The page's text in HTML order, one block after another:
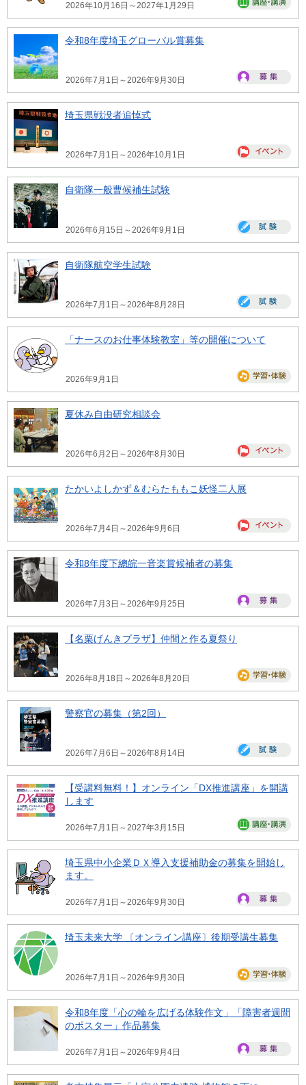
2026年10月16日～2027年1月29日
令和8年度埼玉グローバル賞募集
2026年7月1日～2026年9月30日
埼玉県戦没者追悼式
2026年7月1日～2026年10月1日
自衛隊一般曹候補生試験
2026年6月15日～2026年9月1日
自衛隊航空学生試験
2026年7月1日～2026年8月28日
「ナースのお仕事体験教室」等の開催について
2026年9月1日
夏休み自由研究相談会
2026年6月2日～2026年8月30日
たかいよしかず＆むらたももこ妖怪二人展
2026年7月4日～2026年9月6日
令和8年度下總皖一音楽賞候補者の募集
2026年7月3日～2026年9月25日
【名栗げんきプラザ】仲間と作る夏祭り
2026年8月18日～2026年8月20日
警察官の募集（第2回）
2026年7月6日～2026年8月14日
【受講料無料！】オンライン「DX推進講座」を開講
します
2026年7月1日～2027年3月15日
埼玉県中小企業ＤＸ導入支援補助金の募集を開始し
ます。
2026年7月1日～2026年9月30日
埼玉未来大学 〔オンライン講座〕後期受講生募集
2026年7月1日～2026年9月30日
令和8年度「心の輪を広げる体験作文」「障害者週間
のポスター」作品募集
2026年7月1日～2026年9月4日